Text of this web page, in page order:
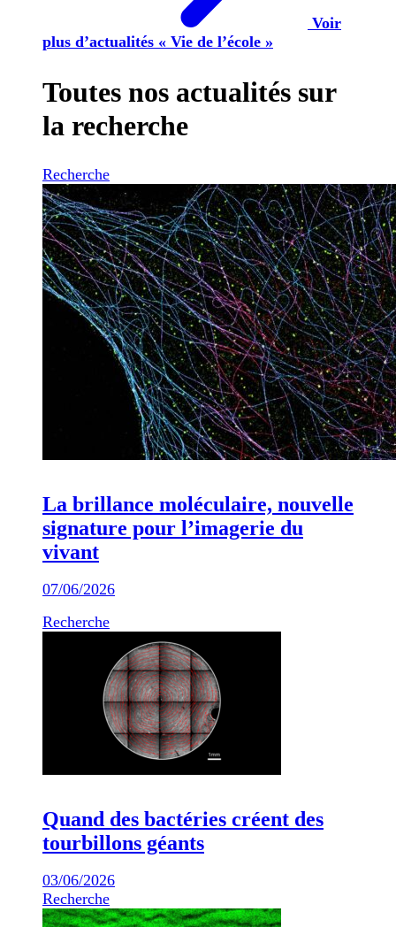
Voir
plus d’actualités « Vie de l’école »
Toutes nos actualités sur
la recherche
Recherche
La brillance moléculaire, nouvelle
signature pour l’imagerie du
vivant
07/06/2026
Recherche
Quand des bactéries créent des
tourbillons géants
03/06/2026
Recherche